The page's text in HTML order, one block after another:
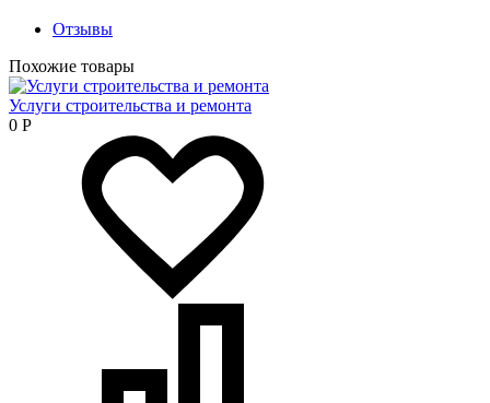
Отзывы
Похожие товары
Услуги строительства и ремонта
0 Р